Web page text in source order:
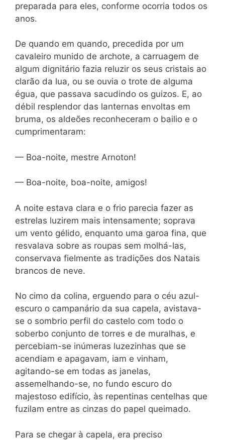
preparada para eles, conforme ocorria todos os
anos.
De quando em quando, precedida por um
cavaleiro munido de archote, a carruagem de
algum dignitário fazia reluzir os seus cristais ao
clarão da lua, ou se ouvia o trote de alguma
égua, que passava sacudindo os guizos. E, ao
débil resplendor das lanternas envoltas em
bruma, os aldeões reconheceram o bailio e o
cumprimentaram:
— Boa-noite, mestre Arnoton!
— Boa-noite, boa-noite, amigos!
A noite estava clara e o frio parecia fazer as
estrelas luzirem mais intensamente; soprava
um vento gélido, enquanto uma garoa fina, que
resvalava sobre as roupas sem molhá-las,
conservava fielmente as tradições dos Natais
brancos de neve.
No cimo da colina, erguendo para o céu azul-
escuro o campanário da sua capela, avistava-
se o sombrio perfil do castelo com todo o
soberbo conjunto de torres e de muralhas, e
percebiam-se inúmeras luzezinhas que se
acendiam e apagavam, iam e vinham,
agitando-se em todas as janelas,
assemelhando-se, no fundo escuro do
majestoso edifício, às repentinas centelhas que
fuzilam entre as cinzas do papel queimado.
Para se chegar à capela, era preciso